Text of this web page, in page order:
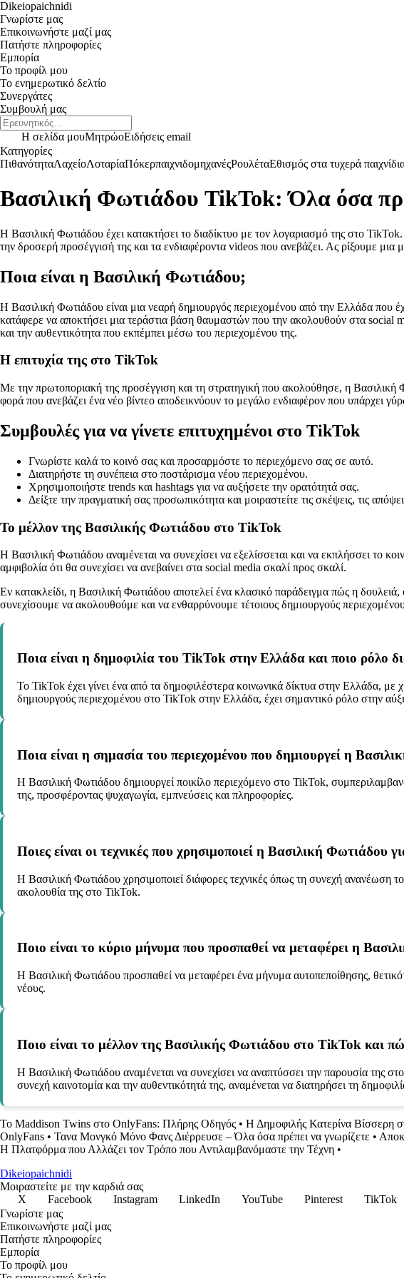
Dikeiopaichnidi
Γνωρίστε μας
Επικοινωνήστε μαζί μας
Πατήστε πληροφορίες
Εμπορία
Το προφίλ μου
Το ενημερωτικό δελτίο
Συνεργάτες
Συμβουλή μας
Η σελίδα μουΜητρώοΕιδήσεις email
Κατηγορίες
ΠιθανότηταΛαχείοΛοταρίαΠόκερπαιχνιδομηχανέςΡουλέταΕθισμός στα τυχερά
Βασιλική Φωτιάδου TikTok: Όλα όσα
Η Βασιλική Φωτιάδου έχει κατακτήσει το διαδίκτυο με τον λογαριασμό της στο
την δροσερή προσέγγισή της και τα ενδιαφέροντα videos που ανεβάζει. Ας ρίξουμε
Ποια είναι η Βασιλική Φωτιάδου;
Η Βασιλική Φωτιάδου είναι μια νεαρή δημιουργός περιεχομένου από την Ελλάδα που
κατάφερε να αποκτήσει μια τεράστια βάση θαυμαστών που την ακολουθούν στα social
και την αυθεντικότητα που εκπέμπει μέσω του περιεχομένου της.
Η επιτυχία της στο TikTok
Με την πρωτοποριακή της προσέγγιση και τη στρατηγική που ακολούθησε, η
φορά που ανεβάζει ένα νέο βίντεο αποδεικνύουν το μεγάλο ενδιαφέρον που υπάρχει
Συμβουλές για να γίνετε επιτυχημένοι στο TikTok
Γνωρίστε καλά το κοινό σας και προσαρμόστε το περιεχόμενο σας σε αυτό.
Διατηρήστε τη συνέπεια στο ποστάρισμα νέου περιεχομένου.
Χρησιμοποιήστε trends και hashtags για να αυξήσετε την ορατότητά σας.
Δείξτε την πραγματική σας προσωπικότητα και μοιραστείτε τις σκέψεις, τις
Το μέλλον της Βασιλικής Φωτιάδου στο TikTok
Η Βασιλική Φωτιάδου αναμένεται να συνεχίσει να εξελίσσεται και να εκπλήσσει το
αμφιβολία ότι θα συνεχίσει να ανεβαίνει στα social media σκαλί προς σκαλί.
Εν κατακλείδι, η Βασιλική Φωτιάδου αποτελεί ένα κλασικό παράδειγμα πώς η
συνεχίσουμε να ακολουθούμε και να ενθαρρύνουμε τέτοιους δημιουργούς
Ποια είναι η δημοφιλία του TikTok στην Ελλάδα και ποιο ρόλο
Το TikTok έχει γίνει ένα από τα δημοφιλέστερα κοινωνικά δίκτυα στην Ελλάδα, με
δημιουργούς περιεχομένου στο TikTok στην Ελλάδα, έχει σημαντικό ρόλο στην
Ποια είναι η σημασία του περιεχομένου που δημιουργεί η
Η Βασιλική Φωτιάδου δημιουργεί ποικίλο περιεχόμενο στο TikTok,
της, προσφέροντας ψυχαγωγία, εμπνεύσεις και πληροφορίες.
Ποιες είναι οι τεχνικές που χρησιμοποιεί η Βασιλική Φωτιάδου
Η Βασιλική Φωτιάδου χρησιμοποιεί διάφορες τεχνικές όπως τη συνεχή ανανέωση
ακολουθία της στο TikTok.
Ποιο είναι το κύριο μήνυμα που προσπαθεί να μεταφέρει η
Η Βασιλική Φωτιάδου προσπαθεί να μεταφέρει ένα μήνυμα αυτοπεποίθησης,
νέους.
Ποιο είναι το μέλλον της Βασιλικής Φωτιάδου στο TikTok και
Η Βασιλική Φωτιάδου αναμένεται να συνεχίσει να αναπτύσσει την παρουσία της
συνεχή καινοτομία και την αυθεντικότητά της, αναμένεται να διατηρήσει τη
Το Maddison Twins στο OnlyFans: Πλήρης Οδηγός • Η Δημοφιλής Κατερίνα Βίσσερη
OnlyFans • Τανα Μονγκό Μόνο Φανς Διέρρευσε – Όλα όσα πρέπει να γνωρίζετε •
Η Πλατφόρμα που Αλλάζει τον Τρόπο που Αντιλαμβανόμαστε την Τέχνη •
Dikeiopaichnidi
Μοιραστείτε με την καρδιά σας
X
Facebook Instagram LinkedIn YouTube Pinterest TikTok
Γνωρίστε μας
Επικοινωνήστε μαζί μας
Πατήστε πληροφορίες
Εμπορία
Το προφίλ μου